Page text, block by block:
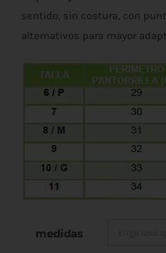
sentido, sin costura, con
alternativos para mayor
medidas